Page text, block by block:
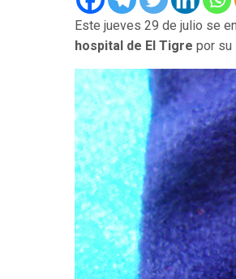
Este jueves 29 de julio se
hospital de El Tigre por su